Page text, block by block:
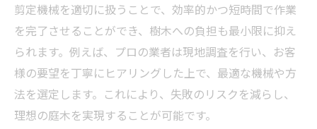
剪定で発生しやすいリスクと防止策の基本
安全な剪定手順で庭木を守る心がけとは
剪定作業の事故防止に役立つポイント集
業者依頼時に確認したい剪定安全対策とは
美しい仕上がりへ導く剪定のコツ解説
剪定機械を適切に扱うことで、効率的かつ短時間で作業
を完了させることができ、樹木への負担も最小限に抑え
られます。例えば、プロの業者は現地調査を行い、お客
様の要望を丁寧にヒアリングした上で、最適な機械や方
法を選定します。これにより、失敗のリスクを減らし、
理想の庭木を実現することが可能です。